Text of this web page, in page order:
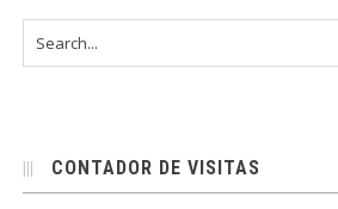
CONTADOR DE VISITAS